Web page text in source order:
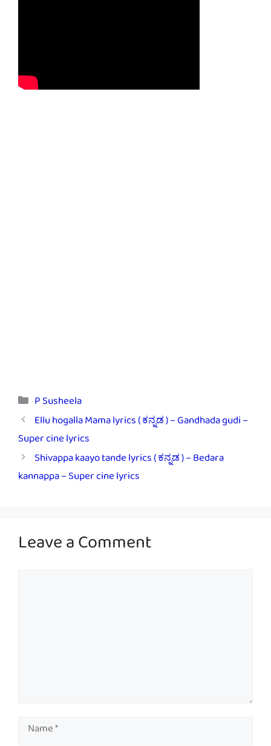
Categories
P Susheela
Ellu hogalla Mama lyrics ( ಕನ್ನಡ ) – Gandhada gudi –
Super cine lyrics
Shivappa kaayo tande lyrics ( ಕನ್ನಡ ) – Bedara
kannappa – Super cine lyrics
Leave a Comment
Name